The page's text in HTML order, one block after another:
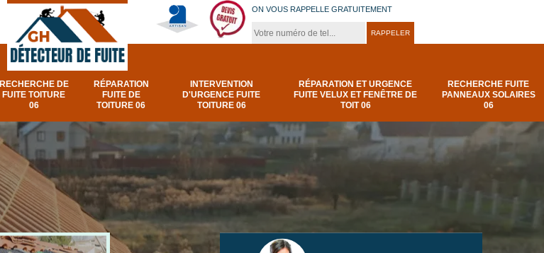
ON VOUS RAPPELLE GRATUITEMENT
RECHERCHE DE
FUITE TOITURE
06
RÉPARATION
FUITE DE
TOITURE 06
INTERVENTION
D'URGENCE FUITE
TOITURE 06
RÉPARATION ET URGENCE
FUITE VELUX ET FENÊTRE DE
TOIT 06
RECHERCHE FUITE
PANNEAUX SOLAIRES
06